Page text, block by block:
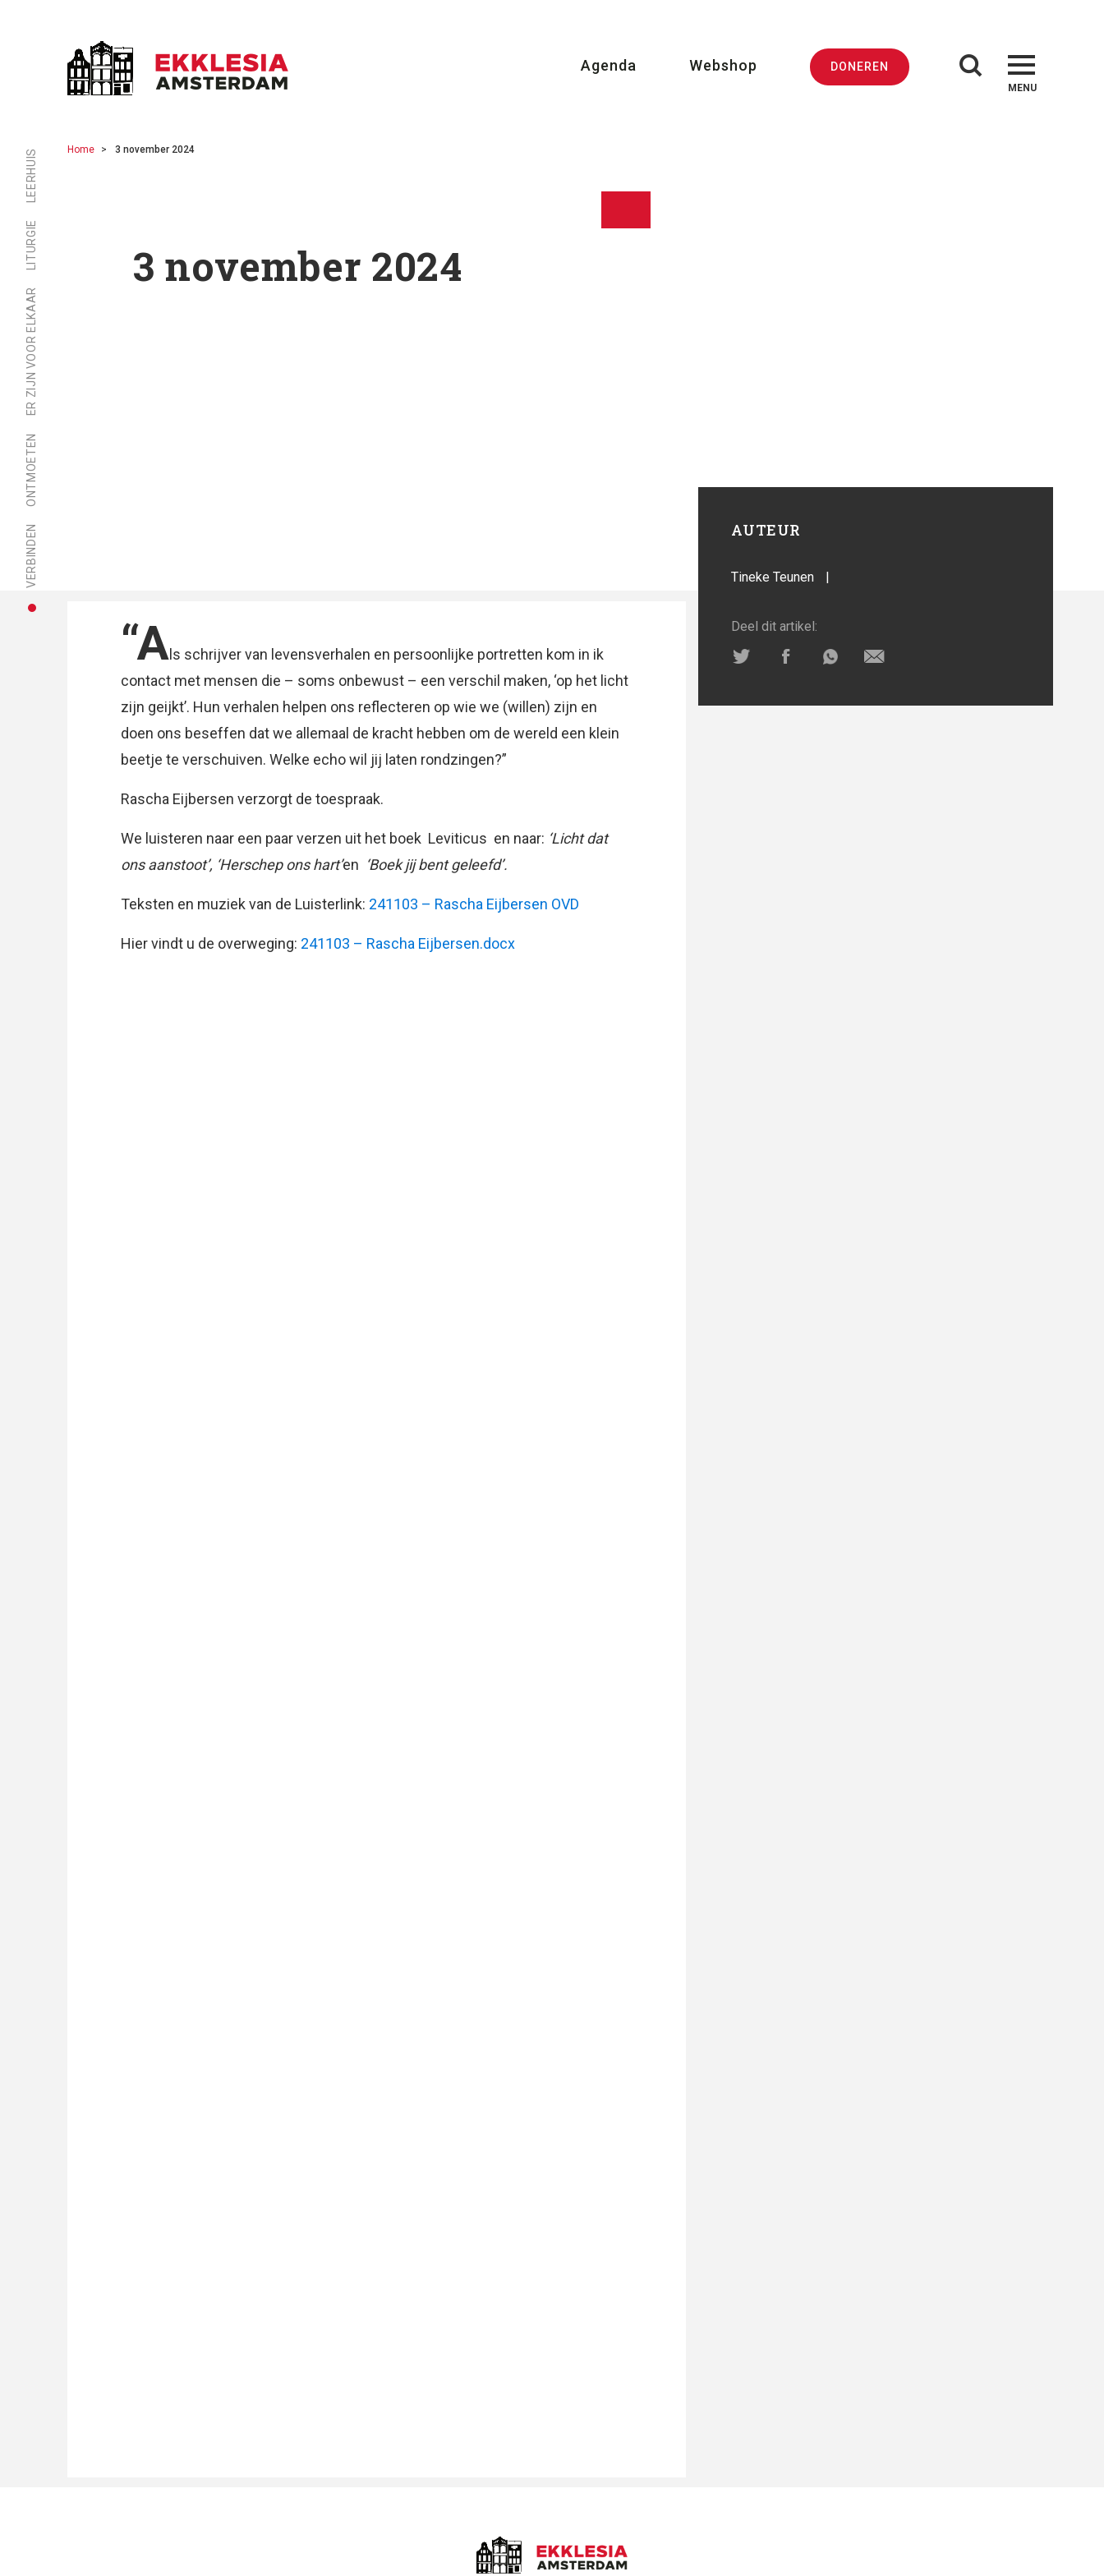
Agenda Webshop DONEREN
MENU
LEERHUIS
LITURGIE
ER ZIJN VOOR ELKAAR
ONTMOETEN
VERBINDEN
Home 3 november 2024
3 november 2024
AUTEUR
Tineke Teunen |
Deel dit artikel:
“Als schrijver van levensverhalen en persoonlijke portretten kom in ik
contact met mensen die – soms onbewust – een verschil maken, ‘op het licht
zijn geijkt’. Hun verhalen helpen ons reflecteren op wie we (willen) zijn en
doen ons beseffen dat we allemaal de kracht hebben om de wereld een klein
beetje te verschuiven. Welke echo wil jij laten rondzingen?”
Rascha Eijbersen verzorgt de toespraak.
We luisteren naar een paar verzen uit het boek Leviticus en naar: ‘Licht dat
ons aanstoot’, ‘Herschep ons hart’en ‘Boek jij bent geleefd’.
Teksten en muziek van de Luisterlink: 241103 – Rascha Eijbersen OVD
Hier vindt u de overweging: 241103 – Rascha Eijbersen.docx